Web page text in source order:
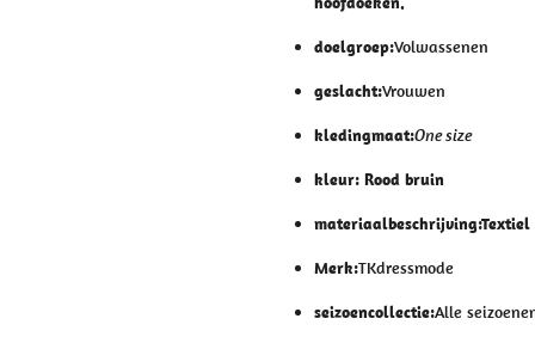
doelgroep:Volwassenen
geslacht:Vrouwen
kledingmaat:One size
kleur: Rood bruin
materiaalbeschrijving:Textiel
Merk:TKdressmode
seizoencollectie:Alle